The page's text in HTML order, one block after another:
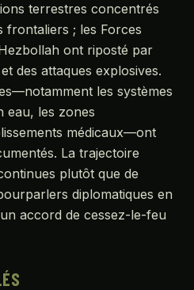
terrestres concentrés
frontaliers ; les Forces
ont riposté par
des attaques explosives.
les systèmes
eau, les zones
médicaux—ont
La trajectoire
plutôt que de
diplomatiques en
accord de cessez-le-feu